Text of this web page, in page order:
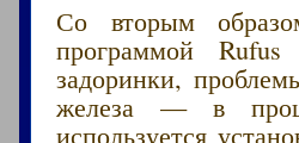
Со вторым
программой
задоринки,
железа — в
используется